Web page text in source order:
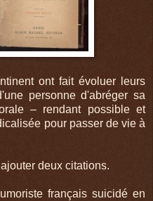
ont fait évoluer leurs
personne d'abréger sa
– rendant possible et
pour passer de vie à
deux citations.
français suicidé en